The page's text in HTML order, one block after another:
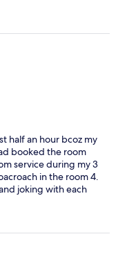
half an hour bcoz my
booked the room
service during my 3
in the room 4.
joking with each
hotel around kL
ever with those rate.